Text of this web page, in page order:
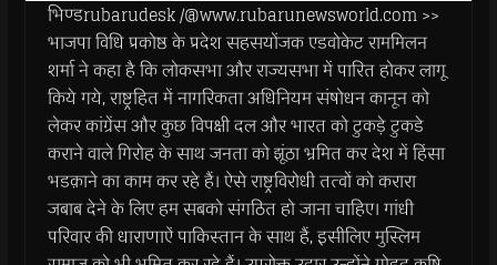
भिण्डrubarudesk /@www.rubarunewsworld.com >>
भाजपा विधि प्रकोष्ठ के प्रदेश सहसयोंजक एडवोकेट राममिलन
शर्मा ने कहा है कि लोकसभा और राज्यसभा में पारित होकर लागू
किये गये, राष्ट्रहित में नागरिकता अधिनियम संषोधन कानून को
लेकर कांग्रेंस और कुछ विपक्षी दल और भारत को टुकड़े टुकडे
कराने वाले गिरोह के साथ जनता को झूंठा भ्रमित कर देश में हिंसा
भडक़ाने का काम कर रहे हैं। ऐसे राष्ट्रविरोधी तत्वों को करारा
जबाब देने के लिए हम सबको संगठित हो जाना चाहिए। गांधी
परिवार की धाराणाऐं पाकिस्तान के साथ हैं, इसीलिए मुस्लिम